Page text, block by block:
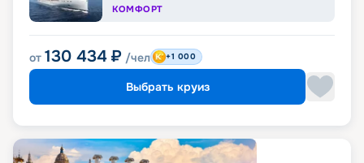
КОМФОРТ
от 130 434 ₽ /чел +1 000
Выбрать круиз